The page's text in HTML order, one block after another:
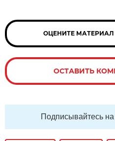
ОЦЕНИТЕ МАТЕРИАЛ
ОСТАВИТЬ
Подписывайтесь